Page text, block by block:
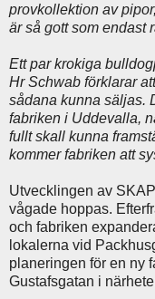
provkollektion av
är så gott som endast
Ett par krokiga
Hr Schwab förklarar
sådana kunna säljas.
fabriken i Uddevalla,
fullt skall kunna
kommer fabriken att
Utvecklingen av
vågade hoppas.
och fabriken
lokalerna vid
planeringen för en ny
Gustafsgatan i